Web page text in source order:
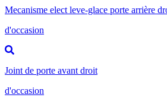
Mecanisme elect leve-glace porte arrière
d'occasion
Joint de porte avant droit
d'occasion